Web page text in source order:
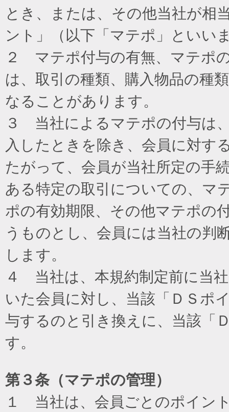
とき、または、その他当社が相
ント」（以下「マテポ」といい
２ マテポ付与の有無、マテポ
は、取引の種類、購入物品の種
なることがあります。
３ 当社によるマテポの付与は
入したときを除き、会員に対す
たがって、会員が当社所定の手
ある特定の取引についての、マ
ポの有効期限、その他マテポの
うものとし、会員には当社の判
します。
４ 当社は、本規約制定前に当
いた会員に対し、当該「ＤＳポ
与するのと引き換えに、当該「
す。
第３条（マテポの管理）
１ 当社は、会員ごとのポイン